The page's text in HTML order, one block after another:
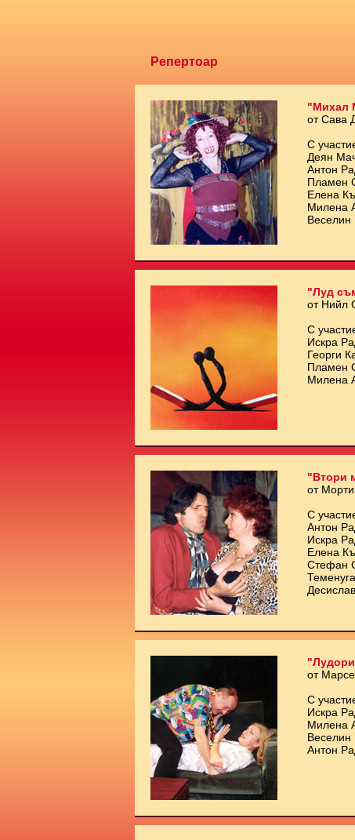
Репертоар
"Михал
от Сава
С
Деян
Антон
Пламен
Елена
Милена
Веселин
"Луд
от Нийл
С
Искра
Георги
Пламен
Милена
"Втори
от
С
Антон
Искра
Елена
Стефан
от
С
Искра
Милена
Веселин
Антон